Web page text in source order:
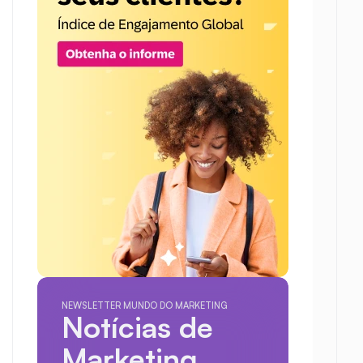
NEWSLETTER MUNDO DO MARKETING
Notícias de